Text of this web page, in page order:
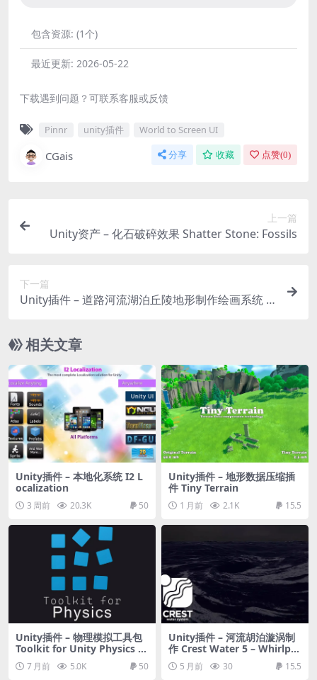
包含资源: (1个)
最近更新: 2026-05-22
下载遇到问题？可联系客服或反馈
Pinnr unity插件 World to Screen UI
CGais 分享 收藏 点赞(0)
上一篇
Unity资产 – 化石破碎效果 Shatter Stone: Fossils
下一篇
Unity插件 – 道路河流湖泊丘陵地形制作绘画系统 P
相关文章
Unity插件 – 本地化系统 I2 L
ocalization
3 周前 20.3K 50
Unity插件 – 地形数据压缩插
件 Tiny Terrain
1 月前 2.1K 15.5
Unity插件 – 物理模拟工具包
Toolkit for Unity Physics 2
0267 月前 5.0K 50
Unity插件 – 河流胡泊漩涡制
作 Crest Water 5 – Whirlpo
ol 5 月前 30 15.5